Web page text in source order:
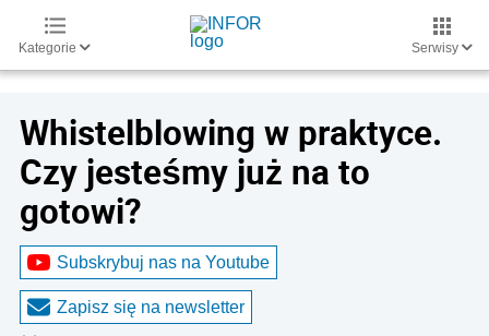
Kategorie Serwisy
Whistelblowing w praktyce.
Czy jesteśmy już na to
gotowi?
Subskrybuj nas na Youtube
Zapisz się na newsletter